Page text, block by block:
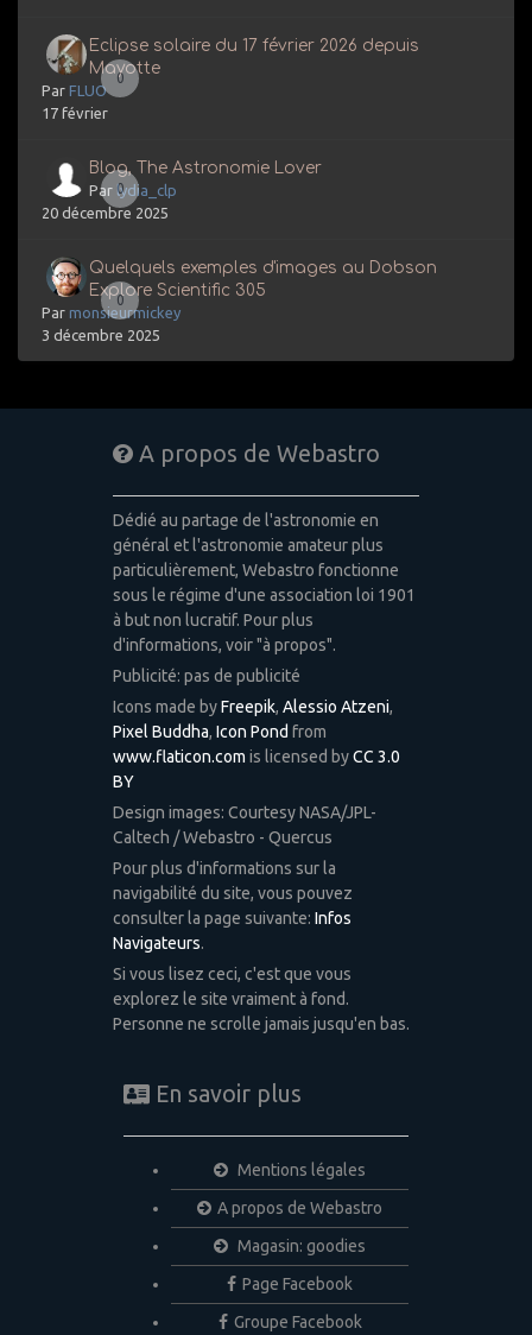
0
Eclipse solaire du 17 février 2026 depuis
Mayotte
Par FLUO
17 février
0
Blog, The Astronomie Lover
Par lydia_clp
20 décembre 2025
0
Quelquels exemples d'images au Dobson
Explore Scientific 305
Par monsieurmickey
3 décembre 2025
A propos de Webastro
Dédié au partage de l'astronomie en
général et l'astronomie amateur plus
particulièrement, Webastro fonctionne
sous le régime d'une association loi 1901
à but non lucratif. Pour plus
d'informations, voir "à propos".
Publicité: pas de publicité
Icons made byFreepik, Alessio Atzeni,
Pixel Buddha, Icon Pond from
www.flaticon.com is licensed byCC 3.0
BY
Design images: Courtesy NASA/JPL-
Caltech / Webastro - Quercus
Pour plus d'informations sur la
navigabilité du site, vous pouvez
consulter la page suivante: Infos
Navigateurs.
Si vous lisez ceci, c'est que vous
explorez le site vraiment à fond.
Personne ne scrolle jamais jusqu'en bas.
En savoir plus
Mentions légales
A propos de Webastro
Magasin: goodies
Page Facebook
Groupe Facebook